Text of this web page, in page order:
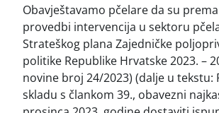
Obavještavamo pčelare da su
provedbi intervencija u sektoru
Strateškog plana Zajedničke
politike Republike Hrvatske 2023. –
novine broj 24/2023) (dalje u tekstu:
skladu s člankom 39., obavezni